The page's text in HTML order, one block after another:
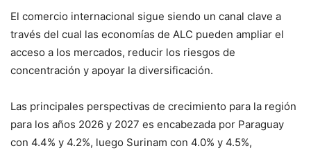
El comercio internacional sigue siendo un canal clave a
través del cual las economías de ALC pueden ampliar el
acceso a los mercados, reducir los riesgos de
concentración y apoyar la diversificación.
Las principales perspectivas de crecimiento para la región
para los años 2026 y 2027 es encabezada por Paraguay
con 4.4% y 4.2%, luego Surinam con 4.0% y 4.5%,